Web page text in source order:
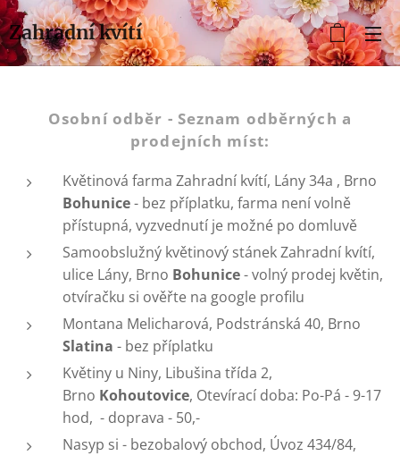
Zahradní kvítí
Osobní odběr - Seznam odběrných a
prodejních míst:
Květinová farma Zahradní kvítí, Lány 34a , Brno
Bohunice- bez příplatku, farma není volně
přístupná, vyzvednutí je možné po domluvě
Samoobslužný květinový stánek Zahradní kvítí,
ulice Lány, Brno Bohunice- volný prodej květin,
otvíračku si ověřte na google profilu
Montana Melicharová, Podstránská 40, Brno
Slatina - bez příplatku
Květiny u Niny, Libušina třída 2,
Brno Kohoutovice, Otevírací doba: Po-Pá - 9-17
hod, - doprava - 50,-
Nasyp si - bezobalový obchod, Úvoz 434/84,